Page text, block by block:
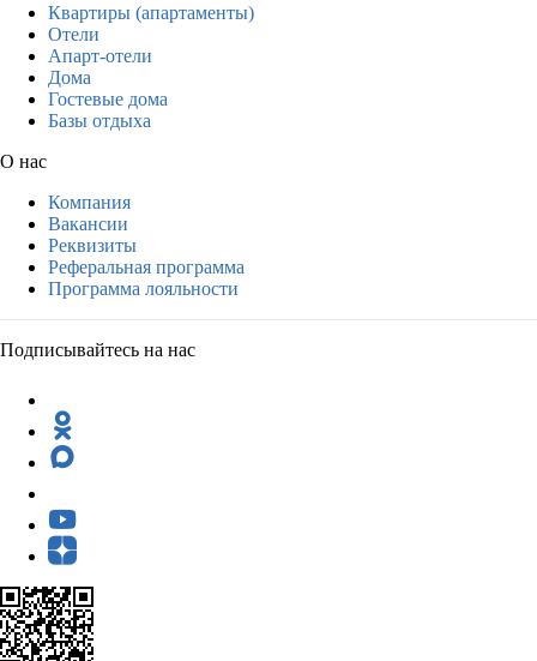
Квартиры (апартаменты)
Отели
Апарт-отели
Дома
Гостевые дома
Базы отдыха
О нас
Компания
Вакансии
Реквизиты
Реферальная программа
Программа лояльности
Подписывайтесь на нас